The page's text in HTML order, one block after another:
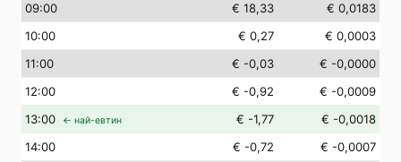
09:00 € 18,33
€ 0,0183
10:00 € 0,27
€ 0,0003
11:00 € -0,03
€ -0,0000
12:00 € -0,92
€ -0,0009
13:00 ← най-евтин € -1,77
€ -0,0018
14:00 € -0,72
€ -0,0007